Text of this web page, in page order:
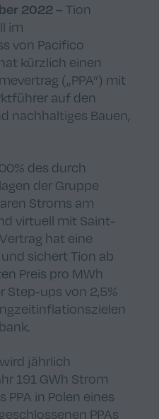
2022 – Tion
im
von Pacifico
kürzlich einen
(„PPA”) mit
auf den
nachhaltiges Bauen,
des durch
der Gruppe
Stroms am
virtuell mit Saint-
hat eine
sichert Tion ab
Preis pro MWh
Step-ups von 2,5%
jährlich
191 GWh Strom
in Polen eines
PPAs